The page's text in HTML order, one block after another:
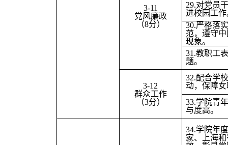
3-11
党风廉政
（8分）
29.对党员
进校园工作
30.严格落
范，遵守
现象。
31.教职工
题。
3-12
群众工作
（3分）
32.配合学
动，保障
33.学院青
与度高。
34.学院年
家、上海